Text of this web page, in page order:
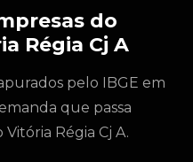
do
Régia Cj A
pelo IBGE em
que passa
Régia Cj A.